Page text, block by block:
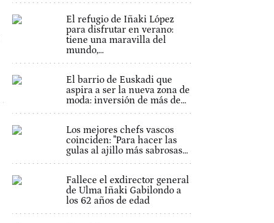
El refugio de Iñaki López
para disfrutar en verano:
tiene una maravilla del
mundo,...
El barrio de Euskadi que
aspira a ser la nueva zona de
moda: inversión de más de...
Los mejores chefs vascos
coinciden: "Para hacer las
gulas al ajillo más sabrosas...
Fallece el exdirector general
de Ulma Iñaki Gabilondo a
los 62 años de edad